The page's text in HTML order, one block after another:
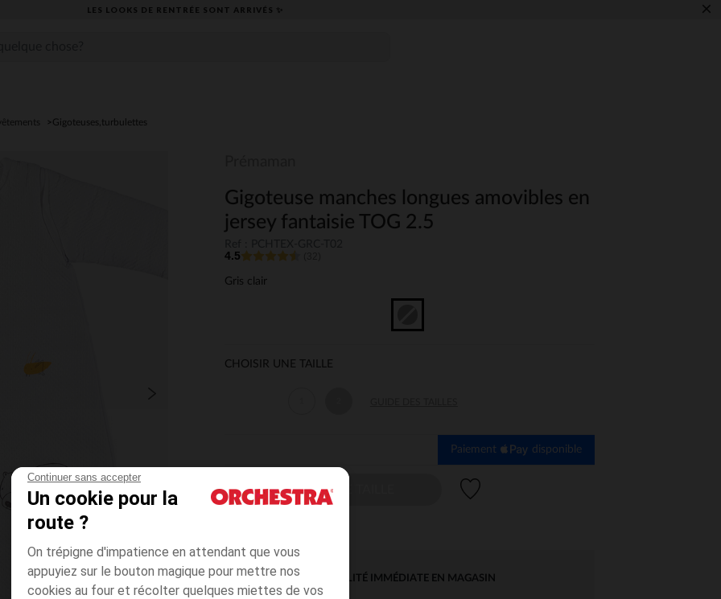
Continuer sans accepter
Un cookie pour la
route ?
On trépigne d'impatience en attendant que vous
appuyiez sur le bouton magique pour mettre nos
cookies au four et récolter quelques miettes de vos
LES LOOKS DE RENTRÉE SONT ARRIVÉS ✨ ×
Gigoteuses,turbulettes
Gigoteuse manches longues amovibles en
jersey fantaisie TOG 2.5
4.5
Gris clair
CHOISIR UNE TAILLE
Paiement disponible
CHOISIR UNE TAILLE
DISPONIBILITÉ IMMÉDIATE EN MAGASIN